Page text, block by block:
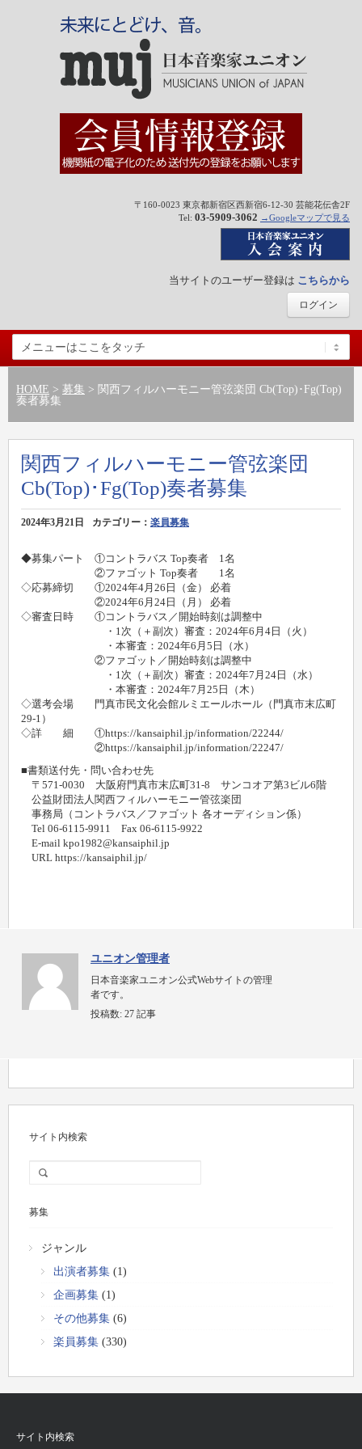
〒160-0023 東京都新宿区西新宿6-12-30 芸能花伝舎2F
Tel: 03-5909-3062 →Googleマップで見る
当サイトのユーザー登録は こちらから
ログイン
HOME > 募集 > 関西フィルハーモニー管弦楽団 Cb(Top)･Fg(Top)
奏者募集
関西フィルハーモニー管弦楽団
Cb(Top)･Fg(Top)奏者募集
2024年3月21日 カテゴリー： 楽員募集
◆募集パート ①コントラバス Top奏者 1名
②ファゴット Top奏者 1名
◇応募締切 ①2024年4月26日（金） 必着
②2024年6月24日（月） 必着
◇審査日時 ①コントラバス／開始時刻は調整中
・1次（＋副次）審査：2024年6月4日（火）
・本審査：2024年6月5日（水）
②ファゴット／開始時刻は調整中
・1次（＋副次）審査：2024年7月24日（水）
・本審査：2024年7月25日（木）
◇選考会場 門真市民文化会館ルミエールホール（門真市末広町
29-1）
◇詳 細 ①https://kansaiphil.jp/information/22244/
②https://kansaiphil.jp/information/22247/
■書類送付先・問い合わせ先
〒571-0030 大阪府門真市末広町31-8 サンコオア第3ビル6階
公益財団法人関西フィルハーモニー管弦楽団
事務局（コントラバス／ファゴット 各オーディション係）
Tel 06-6115-9911 Fax 06-6115-9922
E-mail kpo1982@kansaiphil.jp
URL https://kansaiphil.jp/
ユニオン管理者
日本音楽家ユニオン公式Webサイトの管理
者です。
投稿数: 27 記事
サイト内検索
募集
ジャンル
出演者募集 (1)
企画募集 (1)
その他募集 (6)
楽員募集 (330)
サイト内検索